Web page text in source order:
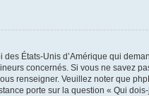
États-Unis d’Amérique qui
concernés. Si vous ne savez
renseigner. Veuillez noter que
porte sur la question « Qui